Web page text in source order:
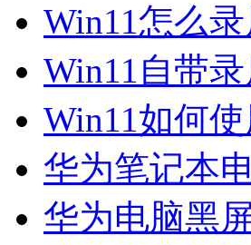
Win11怎么
Win11自带
Win11如何
华为笔记本
华为电脑黑